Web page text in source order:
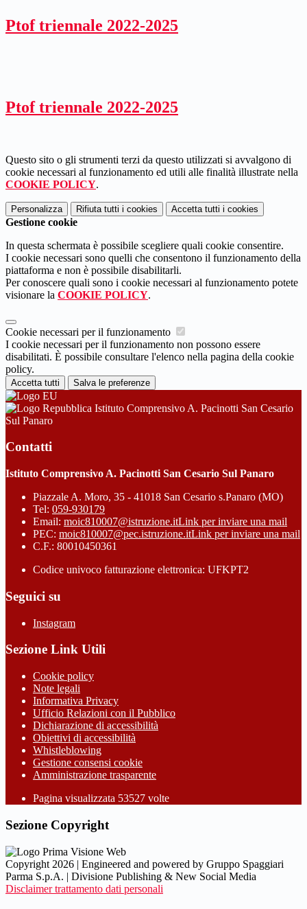
Ptof triennale 2022-2025
Ptof triennale 2022-2025
Questo sito o gli strumenti terzi da questo utilizzati si avvalgono di
cookie necessari al funzionamento ed utili alle finalità illustrate nella
COOKIE POLICY.
Personalizza Rifiuta tutti i cookies Accetta tutti i cookies
Gestione cookie
In questa schermata è possibile scegliere quali cookie consentire.
I cookie necessari sono quelli che consentono il funzionamento della
piattaforma e non è possibile disabilitarli.
Per conoscere quali sono i cookie necessari al funzionamento potete
visionare la COOKIE POLICY.
Cookie necessari per il funzionamento
I cookie necessari per il funzionamento non possono essere
disabilitati. È possibile consultare l'elenco nella pagina della cookie
policy.
Accetta tutti Salva le preferenze
Istituto Comprensivo A. Pacinotti San Cesario
Sul Panaro
Contatti
Istituto Comprensivo A. Pacinotti San Cesario Sul Panaro
Piazzale A. Moro, 35 - 41018 San Cesario s.Panaro (MO)
Tel: 059-930179
Email: moic810007@istruzione.itLink per inviare una mail
PEC: moic810007@pec.istruzione.itLink per inviare una mail
C.F.: 80010450361
Codice univoco fatturazione elettronica: UFKPT2
Seguici su
Instagram
Sezione Link Utili
Cookie policy
Note legali
Informativa Privacy
Ufficio Relazioni con il Pubblico
Dichiarazione di accessibilità
Obiettivi di accessibilità
Whistleblowing
Gestione consensi cookie
Amministrazione trasparente
Pagina visualizzata 53527 volte
Sezione Copyright
Copyright 2026 | Engineered and powered by Gruppo Spaggiari
Parma S.p.A. | Divisione Publishing & New Social Media
Disclaimer trattamento dati personali